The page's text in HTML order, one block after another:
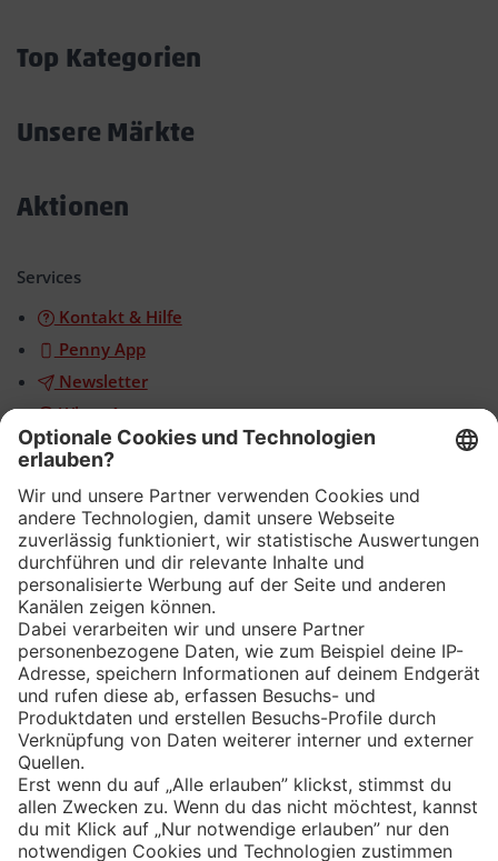
Top Kategorien
Unsere Märkte
Aktionen
Services
Kontakt & Hilfe
Penny App
Newsletter
WhatsApp
App
Eishockey